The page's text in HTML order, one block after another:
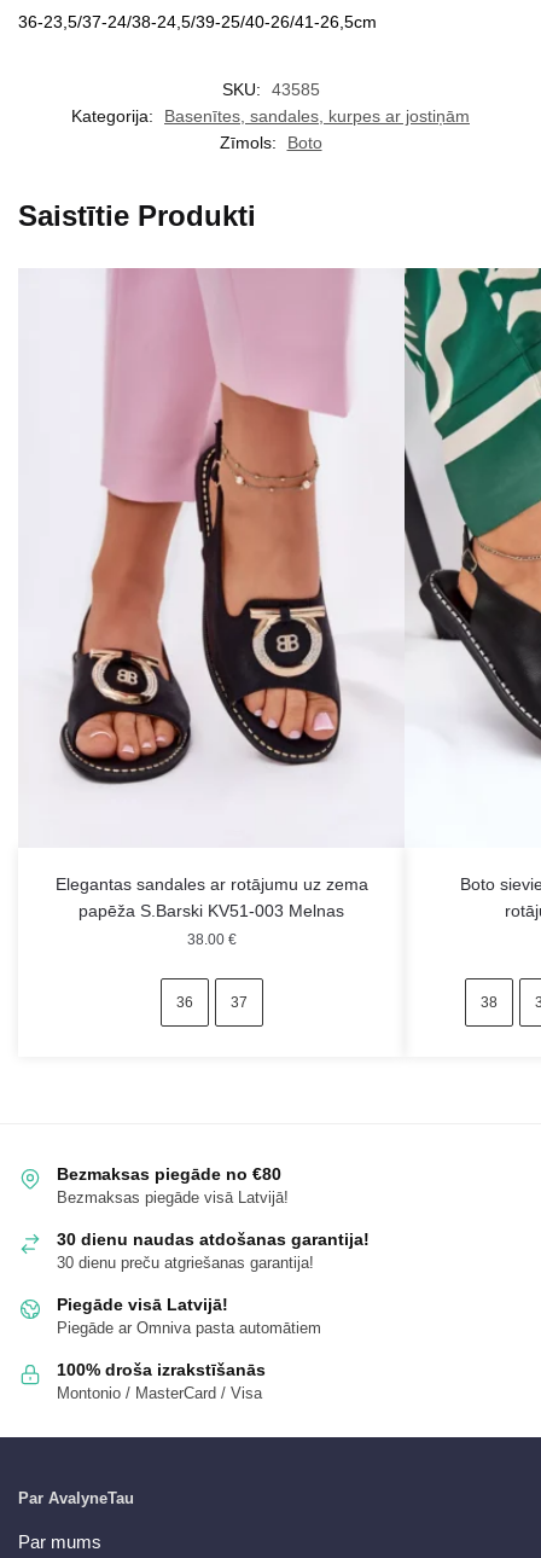
36-23,5/37-24/38-24,5/39-25/40-26/41-26,5cm
SKU:
43585
Kategorija:
Basenītes, sandales, kurpes ar jostiņām
Zīmols:
Boto
Saistītie Produkti
Elegantas sandales ar rotājumu uz zema
papēža S.Barski KV51-003 Melnas
38.00 €
36 37
Boto
38
Bezmaksas piegāde no €80
Bezmaksas piegāde visā Latvijā!
30 dienu naudas atdošanas garantija!
30 dienu preču atgriešanas garantija!
Piegāde visā Latvijā!
Piegāde ar Omniva pasta automātiem
100% droša izrakstīšanās
Montonio / MasterCard / Visa
Par AvalyneTau
Par mums